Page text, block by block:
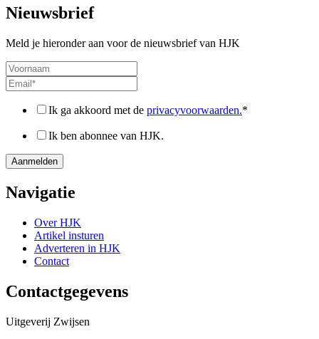
Nieuwsbrief
Meld je hieronder aan voor de nieuwsbrief van HJK
Ik ga akkoord met de privacyvoorwaarden.*
Ik ben abonnee van HJK.
Navigatie
Over HJK
Artikel insturen
Adverteren in HJK
Contact
Contactgegevens
Uitgeverij Zwijsen